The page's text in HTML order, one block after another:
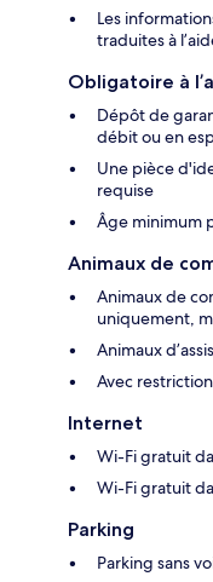
Les
traduites à
Obligatoire à
Dépôt de
débit ou en
Une pièce
requise
Âge minimum
Animaux de
Animaux de
uniquement,
Animaux
Avec
Internet
Wi-Fi gratuit
Wi-Fi gratuit
Parking
Parking sans